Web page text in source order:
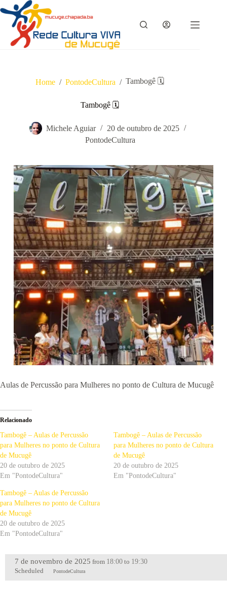
Pular
para
conteúdo
Home / PontodeCultura / Tambogê 🗓
Tambogê 🗓
Michele Aguiar
20 de outubro de 2025
PontodeCultura
Aulas de Percussão para Mulheres no ponto de Cultura de Mucugê
Relacionado
Tambogê – Aulas de Percussão
para Mulheres no ponto de Cultura
de Mucugê
20 de outubro de 2025
Em "PontodeCultura"
Tambogê – Aulas de Percussão
para Mulheres no ponto de Cultura
de Mucugê
20 de outubro de 2025
Em "PontodeCultura"
Tambogê – Aulas de Percussão
para Mulheres no ponto de Cultura
de Mucugê
20 de outubro de 2025
Em "PontodeCultura"
7 de novembro de 2025 from 18:00 to 19:30
Scheduled PontodeCultura